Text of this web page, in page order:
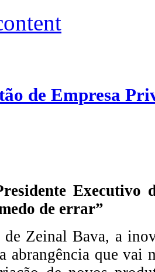
de Empresa
Executivo
de errar”
de Zeinal Bava, a
abrangência que vai